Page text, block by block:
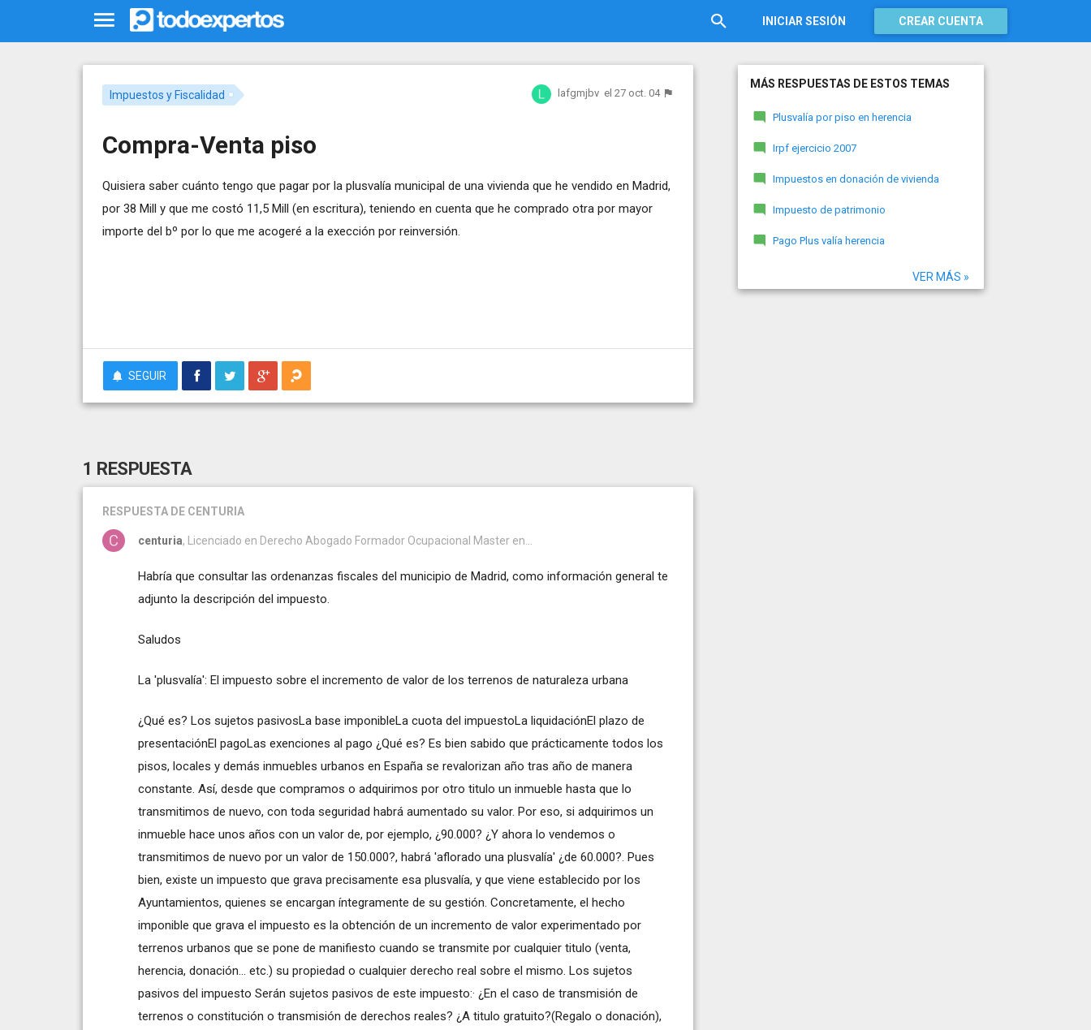
INICIAR SESIÓN CREAR CUENTA
Impuestos y Fiscalidad lafgmjbv el 27 oct. 04
Compra-Venta piso
Quisiera saber cuánto tengo que pagar por la plusvalía municipal de una vivienda que he vendido en Madrid,
por 38 Mill y que me costó 11,5 Mill (en escritura), teniendo en cuenta que he comprado otra por mayor
importe del bº por lo que me acogeré a la exección por reinversión.
SEGUIR
1 RESPUESTA
RESPUESTA DE CENTURIA
centuria, Licenciado en Derecho Abogado Formador Ocupacional Master en...
Habría que consultar las ordenanzas fiscales del municipio de Madrid, como información general te
adjunto la descripción del impuesto.
Saludos
La 'plusvalía': El impuesto sobre el incremento de valor de los terrenos de naturaleza urbana
¿Qué es? Los sujetos pasivosLa base imponibleLa cuota del impuestoLa liquidaciónEl plazo de
presentaciónEl pagoLas exenciones al pago ¿Qué es? Es bien sabido que prácticamente todos los
pisos, locales y demás inmuebles urbanos en España se revalorizan año tras año de manera
constante. Así, desde que compramos o adquirimos por otro titulo un inmueble hasta que lo
transmitimos de nuevo, con toda seguridad habrá aumentado su valor. Por eso, si adquirimos un
inmueble hace unos años con un valor de, por ejemplo, ¿90.000? ¿Y ahora lo vendemos o
transmitimos de nuevo por un valor de 150.000?, habrá 'aflorado una plusvalía' ¿de 60.000?. Pues
bien, existe un impuesto que grava precisamente esa plusvalía, y que viene establecido por los
Ayuntamientos, quienes se encargan íntegramente de su gestión. Concretamente, el hecho
imponible que grava el impuesto es la obtención de un incremento de valor experimentado por
terrenos urbanos que se pone de manifiesto cuando se transmite por cualquier titulo (venta,
herencia, donación... etc.) su propiedad o cualquier derecho real sobre el mismo. Los sujetos
pasivos del impuesto Serán sujetos pasivos de este impuesto:· ¿En el caso de transmisión de
terrenos o constitución o transmisión de derechos reales? ¿A titulo gratuito?(Regalo o donación),
MÁS RESPUESTAS DE ESTOS TEMAS
Plusvalía por piso en herencia
Irpf ejercicio 2007
Impuestos en donación de vivienda
Impuesto de patrimonio
Pago Plus valía herencia
VER MÁS »